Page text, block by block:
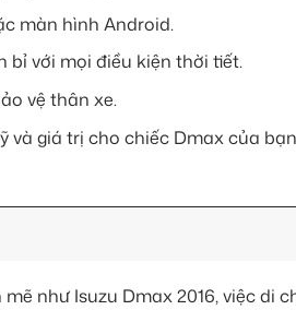
màn hình Android.
bỉ với mọi điều kiện thời tiết.
vệ thân xe.
và giá trị cho chiếc Dmax của
như Isuzu Dmax 2016, việc di